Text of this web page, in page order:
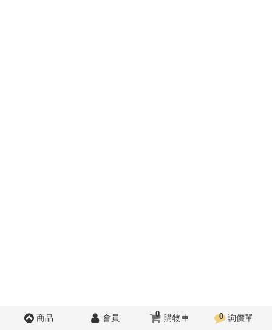
商品 會員 0 購物車 0 詢價單